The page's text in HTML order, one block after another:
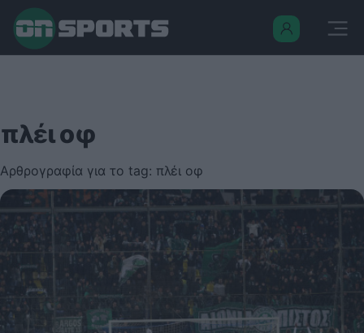
πλέι οφ
Αρθρογραφία για το tag: πλέι οφ